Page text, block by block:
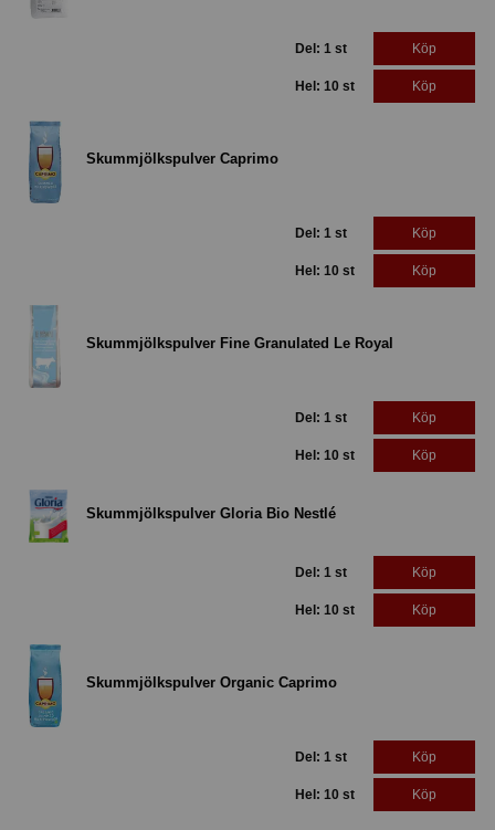
Del: 1 st Köp
Hel: 10 st Köp
Skummjölkspulver Caprimo
Del: 1 st Köp
Hel: 10 st Köp
Skummjölkspulver Fine Granulated Le Royal
Del: 1 st Köp
Hel: 10 st Köp
Skummjölkspulver Gloria Bio Nestlé
Del: 1 st Köp
Hel: 10 st Köp
Skummjölkspulver Organic Caprimo
Del: 1 st Köp
Hel: 10 st Köp